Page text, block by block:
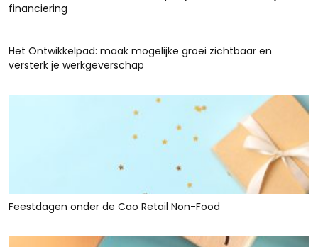
financiering
Het Ontwikkelpad: maak mogelijke groei zichtbaar en
versterk je werkgeverschap
Feestdagen onder de Cao Retail Non-Food